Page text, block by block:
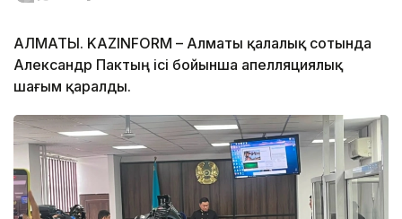
АЛМАТЫ. KAZINFORM – Алматы қалалық сотында
Александр Пактың ісі бойынша апелляциялық
шағым қаралды.